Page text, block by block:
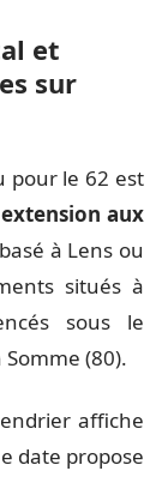
et
sur
pour le 62 est
aux
à Lens ou
situés à
sous le
(80).
affiche
date propose